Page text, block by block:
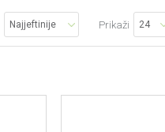
Prikaži